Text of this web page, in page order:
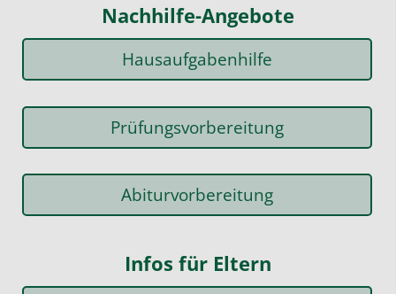
Nachhilfe-Angebote
Hausaufgabenhilfe
Prüfungsvorbereitung
Abiturvorbereitung
Infos für Eltern